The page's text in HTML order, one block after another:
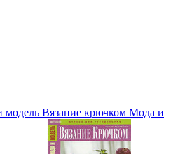
модель Вязание крючком Мода и